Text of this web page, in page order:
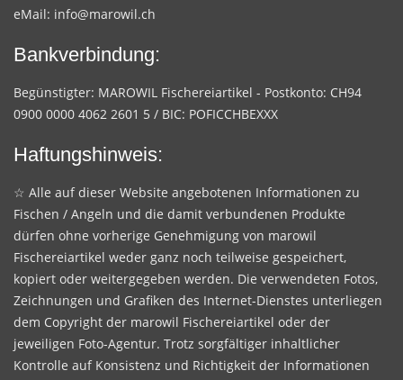
eMail: info@marowil.ch
Bankverbindung:
Begünstigter: MAROWIL Fischereiartikel - Postkonto: CH94
0900 0000 4062 2601 5 / BIC: POFICCHBEXXX
Haftungshinweis:
☆ Alle auf dieser Website angebotenen Informationen zu
Fischen / Angeln und die damit verbundenen Produkte
dürfen ohne vorherige Genehmigung von marowil
Fischereiartikel weder ganz noch teilweise gespeichert,
kopiert oder weitergegeben werden. Die verwendeten Fotos,
Zeichnungen und Grafiken des Internet-Dienstes unterliegen
dem Copyright der marowil Fischereiartikel oder der
jeweiligen Foto-Agentur. Trotz sorgfältiger inhaltlicher
Kontrolle auf Konsistenz und Richtigkeit der Informationen